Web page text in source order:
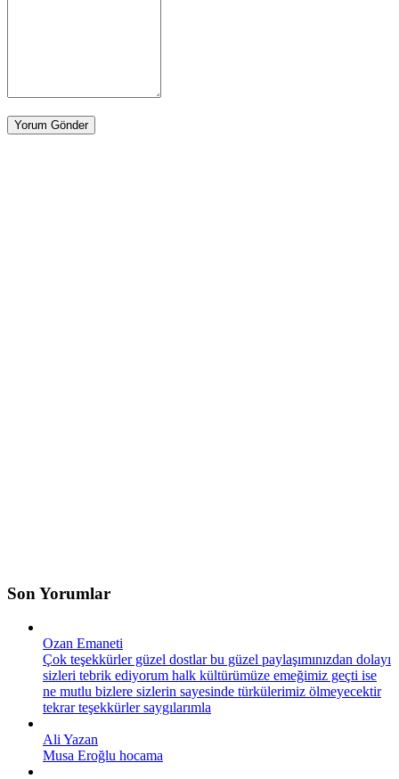
Son Yorumlar
Ozan Emaneti
Çok teşekkürler güzel dostlar bu güzel paylaşımınızdan dolayı
sizleri tebrik ediyorum halk kültürümüze emeğimiz geçti ise
ne mutlu bizlere sizlerin sayesinde türkülerimiz ölmeyecektir
tekrar teşekkürler saygılarımla
Ali Yazan
Musa Eroğlu hocama